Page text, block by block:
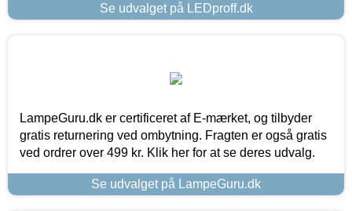
Se udvalget på LEDproff.dk
LampeGuru.dk er certificeret af E-mærket, og tilbyder
gratis returnering ved ombytning. Fragten er også gratis
ved ordrer over 499 kr. Klik her for at se deres udvalg.
Se udvalget på LampeGuru.dk